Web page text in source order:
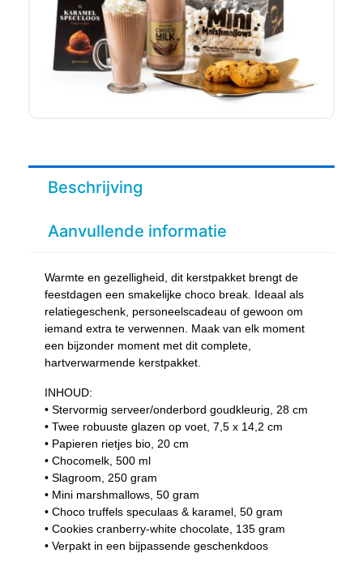
Beschrijving
Aanvullende informatie
Warmte en gezelligheid, dit kerstpakket brengt de
feestdagen een smakelijke choco break. Ideaal als
relatiegeschenk, personeelscadeau of gewoon om
iemand extra te verwennen. Maak van elk moment
een bijzonder moment met dit complete,
hartverwarmende kerstpakket.
INHOUD:
• Stervormig serveer/onderbord goudkleurig, 28 cm
• Twee robuuste glazen op voet, 7,5 x 14,2 cm
• Papieren rietjes bio, 20 cm
• Chocomelk, 500 ml
• Slagroom, 250 gram
• Mini marshmallows, 50 gram
• Choco truffels speculaas & karamel, 50 gram
• Cookies cranberry-white chocolate, 135 gram
• Verpakt in een bijpassende geschenkdoos